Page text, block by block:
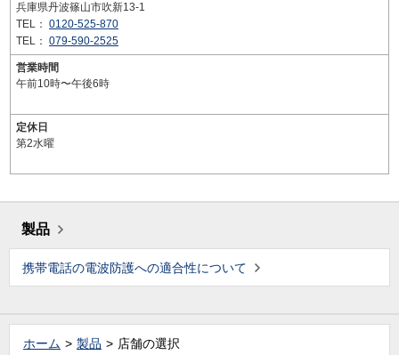
兵庫県丹波篠山市吹新13-1
TEL： 0120-525-870
TEL： 079-590-2525
営業時間
午前10時〜午後6時
定休日
第2水曜
製品
携帯電話の電波防護への適合性について
ホーム 製品 店舗の選択